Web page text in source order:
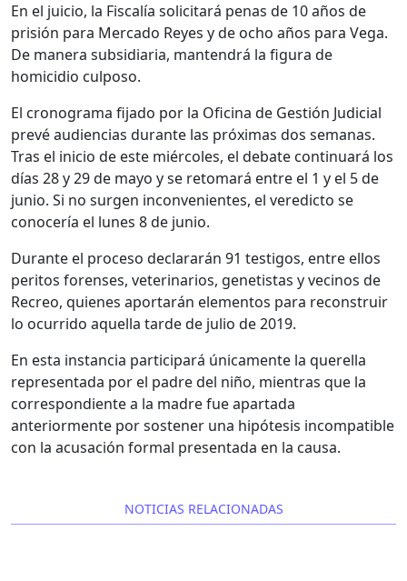
En el juicio, la Fiscalía solicitará penas de 10 años de
prisión para Mercado Reyes y de ocho años para Vega.
De manera subsidiaria, mantendrá la figura de
homicidio culposo.
El cronograma fijado por la Oficina de Gestión Judicial
prevé audiencias durante las próximas dos semanas.
Tras el inicio de este miércoles, el debate continuará los
días 28 y 29 de mayo y se retomará entre el 1 y el 5 de
junio. Si no surgen inconvenientes, el veredicto se
conocería el lunes 8 de junio.
Durante el proceso declararán 91 testigos, entre ellos
peritos forenses, veterinarios, genetistas y vecinos de
Recreo, quienes aportarán elementos para reconstruir
lo ocurrido aquella tarde de julio de 2019.
En esta instancia participará únicamente la querella
representada por el padre del niño, mientras que la
correspondiente a la madre fue apartada
anteriormente por sostener una hipótesis incompatible
con la acusación formal presentada en la causa.
NOTICIAS RELACIONADAS